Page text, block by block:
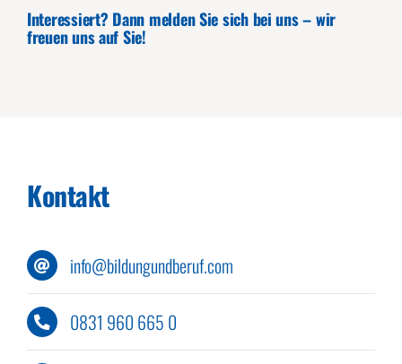
Interessiert? Dann melden Sie sich bei uns – wir
freuen uns auf Sie!
Kontakt
info@bildungundberuf.com
0831 960 665 0